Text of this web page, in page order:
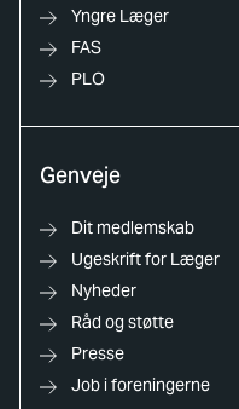
Yngre Læger
FAS
PLO
Genveje
Dit medlemskab
Ugeskrift for Læger
Nyheder
Råd og støtte
Presse
Job i foreningerne